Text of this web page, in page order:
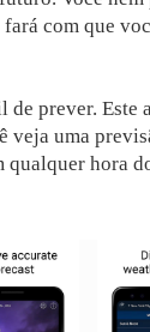
com que
prever. Este
veja uma
qualquer hora
térmica
vento
e precipitação